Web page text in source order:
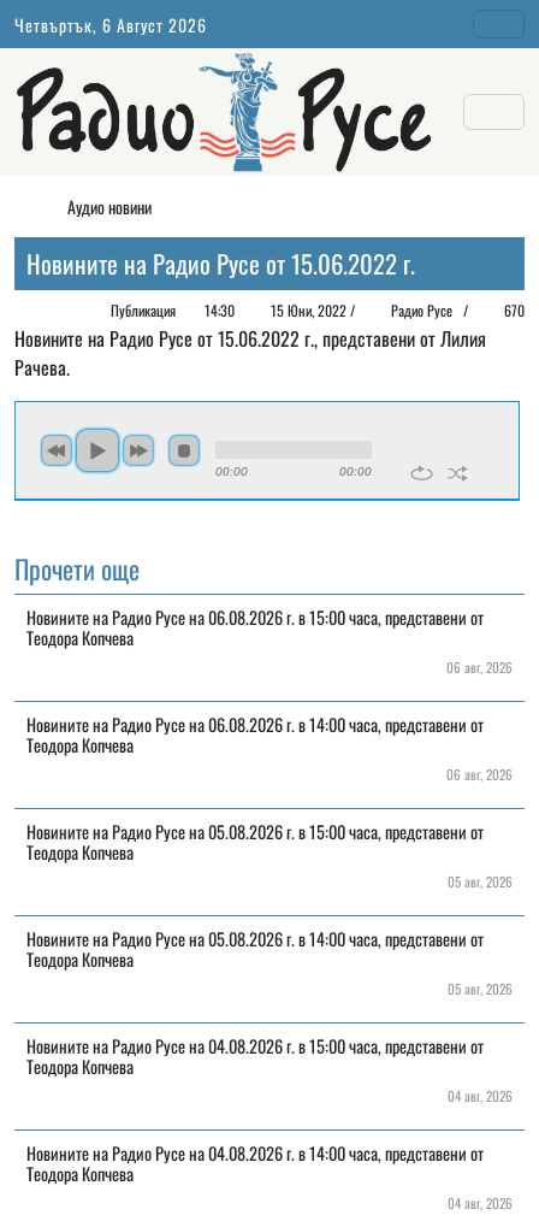
Четвъртък, 6 Август 2026
Аудио новини
Новините на Радио Русе от 15.06.2022 г.
Публикация 14:30 15 Юни, 2022 / Радио Русе / 670
Новините на Радио Русе от 15.06.2022 г., представени от Лилия
Рачева.
00:00 00:00
Прочети още
Новините на Радио Русе на 06.08.2026 г. в 15:00 часа, представени от
Теодора Копчева
06 авг, 2026
Новините на Радио Русе на 06.08.2026 г. в 14:00 часа, представени от
Теодора Копчева
06 авг, 2026
Новините на Радио Русе на 05.08.2026 г. в 15:00 часа, представени от
Теодора Копчева
05 авг, 2026
Новините на Радио Русе на 05.08.2026 г. в 14:00 часа, представени от
Теодора Копчева
05 авг, 2026
Новините на Радио Русе на 04.08.2026 г. в 15:00 часа, представени от
Теодора Копчева
04 авг, 2026
Новините на Радио Русе на 04.08.2026 г. в 14:00 часа, представени от
Теодора Копчева
04 авг, 2026